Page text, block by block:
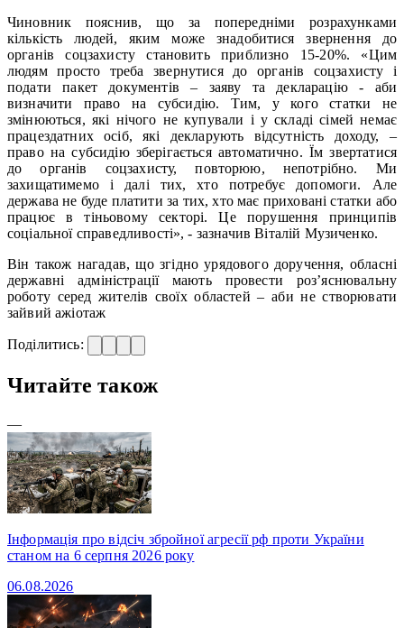
Чиновник пояснив, що за попередніми розрахунками
кількість людей, яким може знадобитися звернення до
органів соцзахисту становить приблизно 15-20%. «Цим
людям просто треба звернутися до органів соцзахисту і
подати пакет документів – заяву та декларацію - аби
визначити право на субсидію. Тим, у кого статки не
змінюються, які нічого не купували і у складі сімей немає
працездатних осіб, які декларують відсутність доходу, –
право на субсидію зберігається автоматично. Їм звертатися
до органів соцзахисту, повторюю, непотрібно. Ми
захищатимемо і далі тих, хто потребує допомоги. Але
держава не буде платити за тих, хто має приховані статки або
працює в тіньовому секторі. Це порушення принципів
соціальної справедливості», - зазначив Віталій Музиченко.
Він також нагадав, що згідно урядового доручення, обласні
державні адміністрації мають провести роз’яснювальну
роботу серед жителів своїх областей – аби не створювати
зайвий ажіотаж
Поділитись:
Читайте також
—
Інформація про відсіч збройної агресії рф проти України
станом на 6 серпня 2026 року
06.08.2026